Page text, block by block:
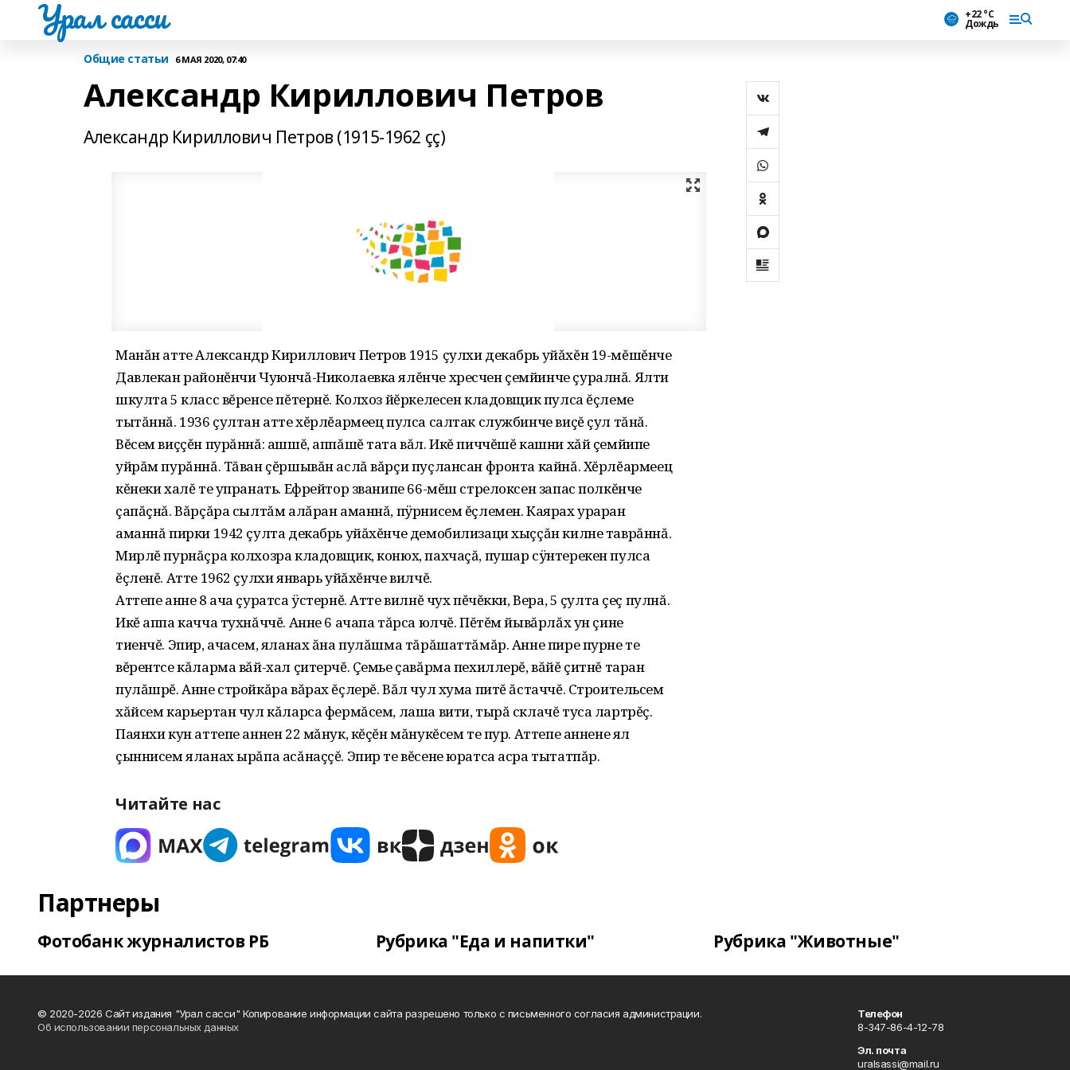
Урал сасси +22 °С
Дождь
Общие статьи 6 МАЯ 2020, 07:40
Александр Кириллович Петров
Александр Кириллович Петров (1915-1962 çç)
Манăн атте Александр Кириллович Петров 1915 çулхи декабрь уйăхĕн 19-мĕшĕнче
Давлекан районĕнчи Чуюнчă-Николаевка ялĕнче хресчен çемйинче çуралнă. Ялти
шкулта 5 класс вĕренсе пĕтернĕ. Колхоз йĕркелесен кладовщик пулса ĕçлеме
тытăннă. 1936 çултан атте хĕрлĕармеец пулса салтак службинче виçĕ çул тăнă.
Вĕсем виççĕн пурăннă: ашшĕ, аппăшĕ тата вăл. Икĕ пиччĕшĕ кашни хăй çемйипе
уйрăм пурăннă. Тăван çĕршывăн аслă вăрçи пуçлансан фронта кайнă. Хĕрлĕармеец
кĕнеки халĕ те упранать. Ефрейтор званипе 66-мĕш стрелоксен запас полкĕнче
çапăçнă. Вăрçăра сылтăм алăран аманнă, пÿрнисем ĕçлемен. Каярах ураран
аманнă пирки 1942 çулта декабрь уйăхĕнче демобилизаци хыççăн килне таврăннă.
Мирлĕ пурнăçра колхозра кладовщик, конюх, пахчаçă, пушар сÿнтерекен пулса
ĕçленĕ. Атте 1962 çулхи январь уйăхĕнче вилчĕ.
Аттепе анне 8 ача çуратса ÿстернĕ. Атте вилнĕ чух пĕчĕкки, Вера, 5 çулта çеç пулнă.
Икĕ аппа качча тухнăччĕ. Анне 6 ачапа тăрса юлчĕ. Пĕтĕм йывăрлăх ун çине
тиенчĕ. Эпир, ачасем, яланах ăна пулăшма тăрăшаттăмăр. Анне пире пурне те
вĕрентсе кăларма вăй-хал çитерчĕ. Çемье çавăрма пехиллерĕ, вăйĕ çитнĕ таран
пулăшрĕ. Анне стройкăра вăрах ĕçлерĕ. Вăл чул хума питĕ ăстаччĕ. Строительсем
хăйсем карьертан чул кăларса фермăсем, лаша вити, тырă склачĕ туса лартрĕç.
Паянхи кун аттепе аннен 22 мăнук, кĕçĕн мăнукĕсем те пур. Аттепе аннене ял
çыннисем яланах ырăпа асăнаççĕ. Эпир те вĕсене юратса асра тытатпăр.
Читайте нас
Партнеры
Фотобанк журналистов РБ Рубрика "Еда и напитки" Рубрика "Животные"
© 2020-2026 Сайт издания "Урал сасси" Копирование информации сайта разрешено только с письменного согласия администрации.
Об использовании персональных данных
Телефон
8-347-86-4-12-78
Эл. почта
uralsassi@mail.ru